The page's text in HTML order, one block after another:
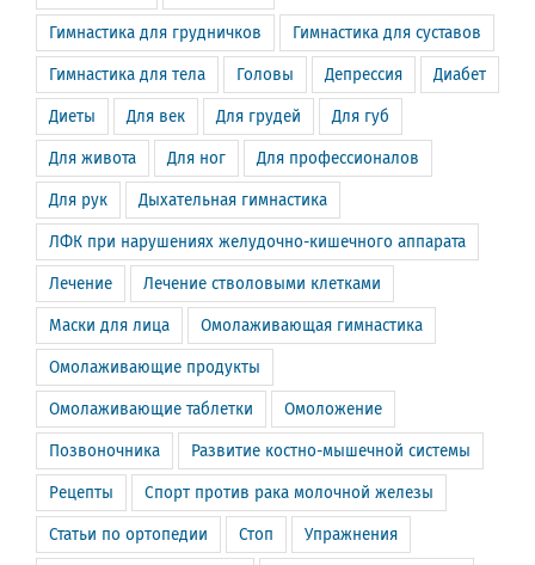
Гимнастика для грудничков Гимнастика для суставов
Гимнастика для тела Головы Депрессия Диабет
Диеты Для век Для грудей Для губ
Для живота Для ног Для профессионалов
Для рук Дыхательная гимнастика
ЛФК при нарушениях желудочно-кишечного аппарата
Лечение Лечение стволовыми клетками
Маски для лица Омолаживающая гимнастика
Омолаживающие продукты
Омолаживающие таблетки Омоложение
Позвоночника Развитие костно-мышечной системы
Рецепты Спорт против рака молочной железы
Статьи по ортопедии Стоп Упражнения